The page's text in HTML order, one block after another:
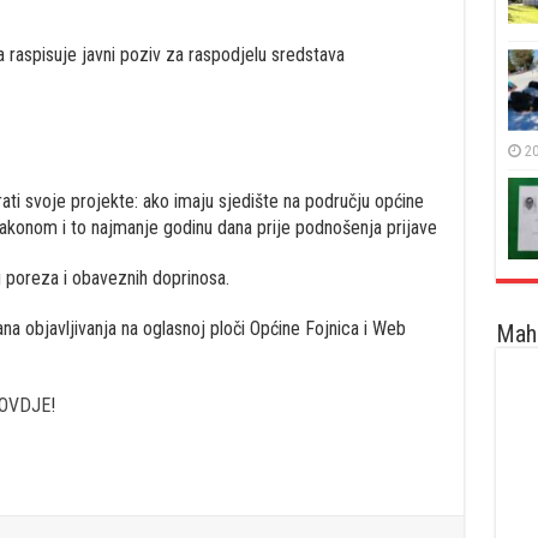
raspisuje javni poziv za raspodjelu sredstava
svoje projekte: ako imaju sjedište na području općine
i to najmanje godinu dana prije podnošenja prijave
i obaveznih doprinosa.
objavljivanja na oglasnoj ploči Općine Fojnica i Web
!